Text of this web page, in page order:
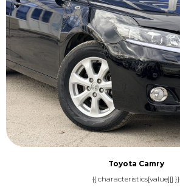
Toyota Camry
{{ characteristics[value][] }}